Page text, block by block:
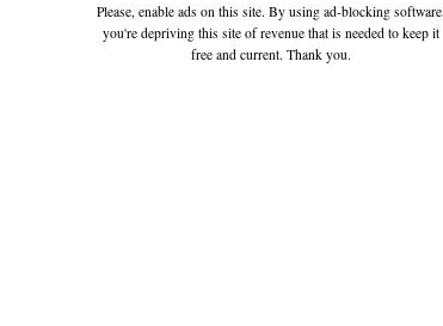
Please, enable ads on this site. By using ad-blocking software,
you're depriving this site of revenue that is needed to keep it
free and current. Thank you.